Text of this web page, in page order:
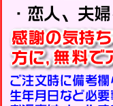
商品タグ
セール
限定
再入荷
翌日発送